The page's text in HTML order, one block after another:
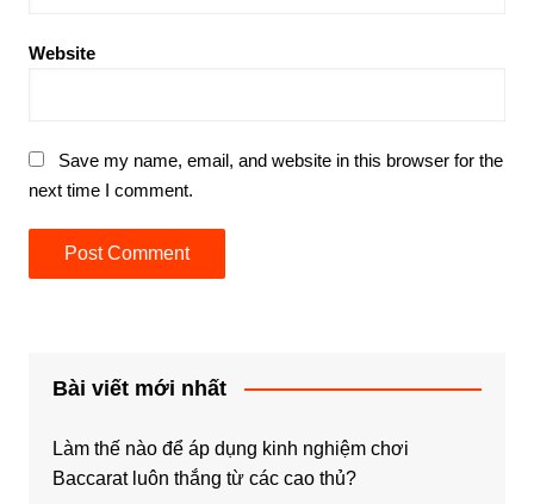
Website
Save my name, email, and website in this browser for the
next time I comment.
Bài viết mới nhất
Làm thế nào để áp dụng kinh nghiệm chơi
Baccarat luôn thắng từ các cao thủ?